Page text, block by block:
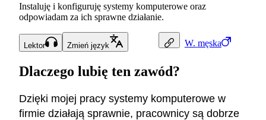
W. męska
Instaluję i konfiguruję systemy komputerowe oraz
odpowiadam za ich sprawne działanie.
Lektor Zmień język
Dlaczego lubię ten zawód?
Dzięki mojej pracy systemy komputerowe w
firmie działają sprawnie, pracownicy są dobrze